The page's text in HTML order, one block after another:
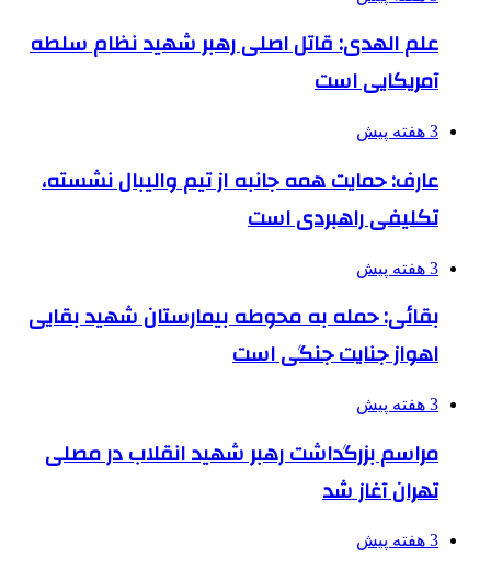
علم الهدی: قاتل اصلی رهبر شهید نظام سلطه
آمریکایی است
3 هفته پیش
عارف: حمایت همه جانبه از تیم والیبال نشسته،
تکلیفی راهبردی است
3 هفته پیش
بقائی: حمله به محوطه بیمارستان شهید بقایی
اهواز جنایت جنگی است
3 هفته پیش
مراسم بزرگداشت رهبر شهید انقلاب در مصلی
تهران آغاز شد
3 هفته پیش